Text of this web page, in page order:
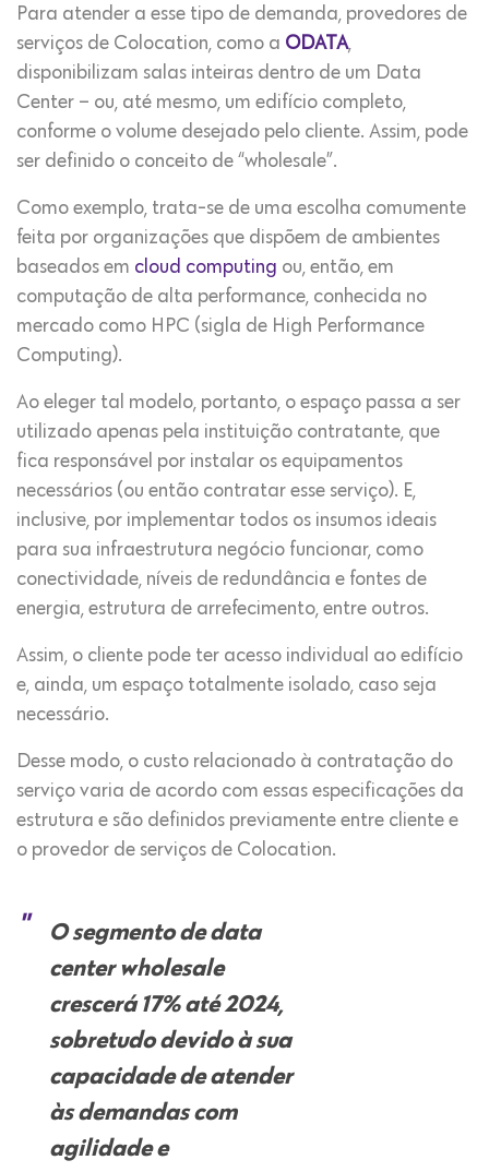
Para atender a esse tipo de demanda, provedores de
serviços de Colocation, como a ODATA,
disponibilizam salas inteiras dentro de um Data
Center – ou, até mesmo, um edifício completo,
conforme o volume desejado pelo cliente. Assim, pode
ser definido o conceito de “wholesale”.
Como exemplo, trata-se de uma escolha comumente
feita por organizações que dispõem de ambientes
baseados em cloud computing ou, então, em
computação de alta performance, conhecida no
mercado como HPC (sigla de High Performance
Computing).
Ao eleger tal modelo, portanto, o espaço passa a ser
utilizado apenas pela instituição contratante, que
fica responsável por instalar os equipamentos
necessários (ou então contratar esse serviço). E,
inclusive, por implementar todos os insumos ideais
para sua infraestrutura negócio funcionar, como
conectividade, níveis de redundância e fontes de
energia, estrutura de arrefecimento, entre outros.
Assim, o cliente pode ter acesso individual ao edifício
e, ainda, um espaço totalmente isolado, caso seja
necessário.
Desse modo, o custo relacionado à contratação do
serviço varia de acordo com essas especificações da
estrutura e são definidos previamente entre cliente e
o provedor de serviços de Colocation.
O segmento de data
center wholesale
crescerá 17% até 2024,
sobretudo devido à sua
capacidade de atender
às demandas com
agilidade e